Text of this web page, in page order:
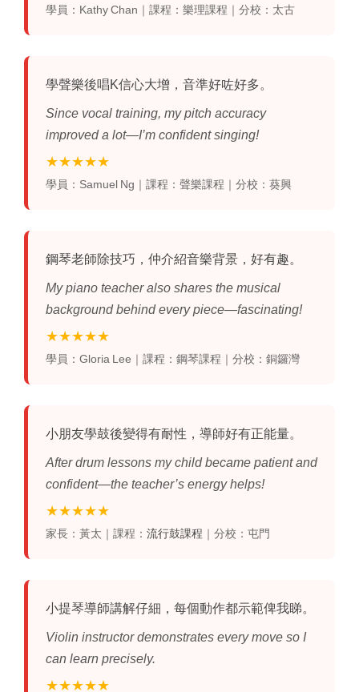
學員：Kathy Chan｜課程：樂理課程｜分校：太古
學聲樂後唱K信心大增，音準好咗好多。
Since vocal training, my pitch accuracy
improved a lot—I’m confident singing!
★★★★★
學員：Samuel Ng｜課程：聲樂課程｜分校：葵興
鋼琴老師除技巧，仲介紹音樂背景，好有趣。
My piano teacher also shares the musical
background behind every piece—fascinating!
★★★★★
學員：Gloria Lee｜課程：鋼琴課程｜分校：銅鑼灣
小朋友學鼓後變得有耐性，導師好有正能量。
After drum lessons my child became patient and
confident—the teacher’s energy helps!
★★★★★
家長：黃太｜課程： 流行鼓課程 ｜分校：屯門
小提琴導師講解仔細，每個動作都示範俾我睇。
Violin instructor demonstrates every move so I
can learn precisely.
★★★★★